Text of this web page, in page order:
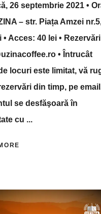
26 septembrie 2021 •
– str. Piața Amzei
• Acces: 40 lei •
• Întrucât
locuri este limitat, vă
din timp, pe
se desfăşoară în
cu